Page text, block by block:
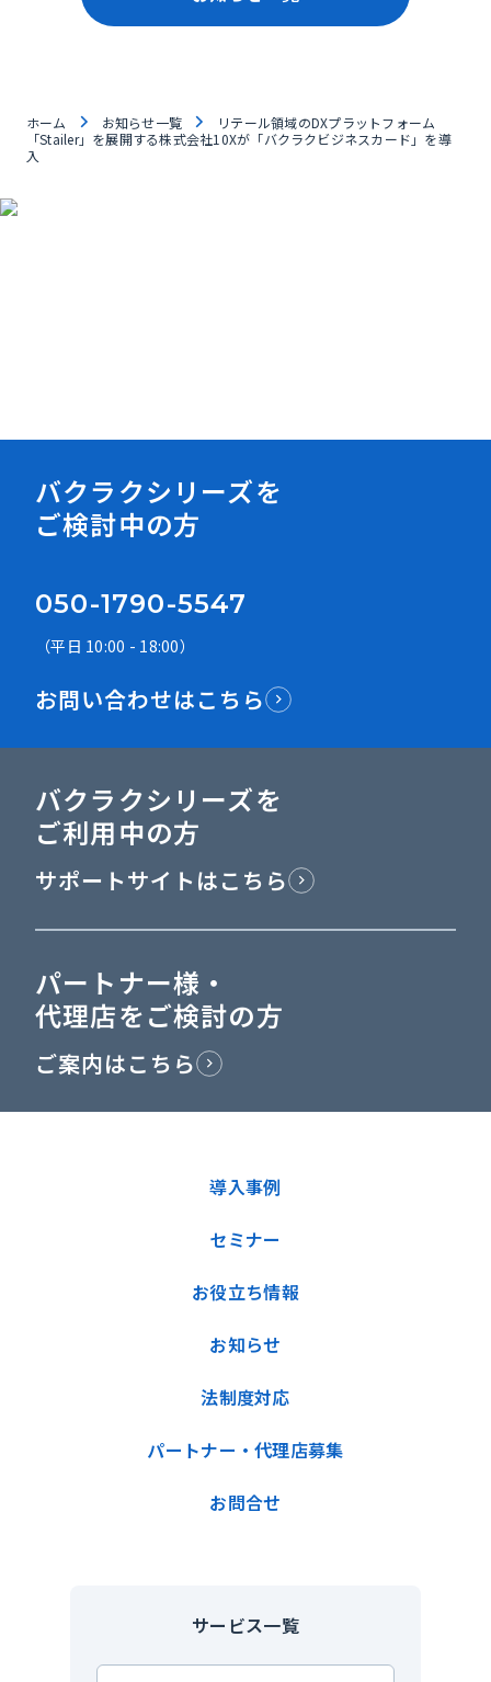
ホーム お知らせ一覧
リテール領域のDXプラットフォーム
「Stailer」を展開する株式会社10Xが「バクラクビジネスカード」を導
入
バクラクシリーズを
ご検討中の方
050-1790-5547
（平日 10:00 - 18:00）
お問い合わせはこちら
バクラクシリーズを
ご利用中の方
サポートサイトはこちら
パートナー様・
代理店をご検討の方
ご案内はこちら
導入事例
セミナー
お役立ち情報
お知らせ
法制度対応
パートナー・代理店募集
お問合せ
サービス一覧